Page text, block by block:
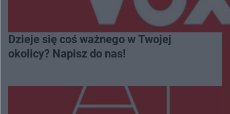
Dzieje się coś ważnego w Twojej
okolicy? Napisz do nas!
Więcej